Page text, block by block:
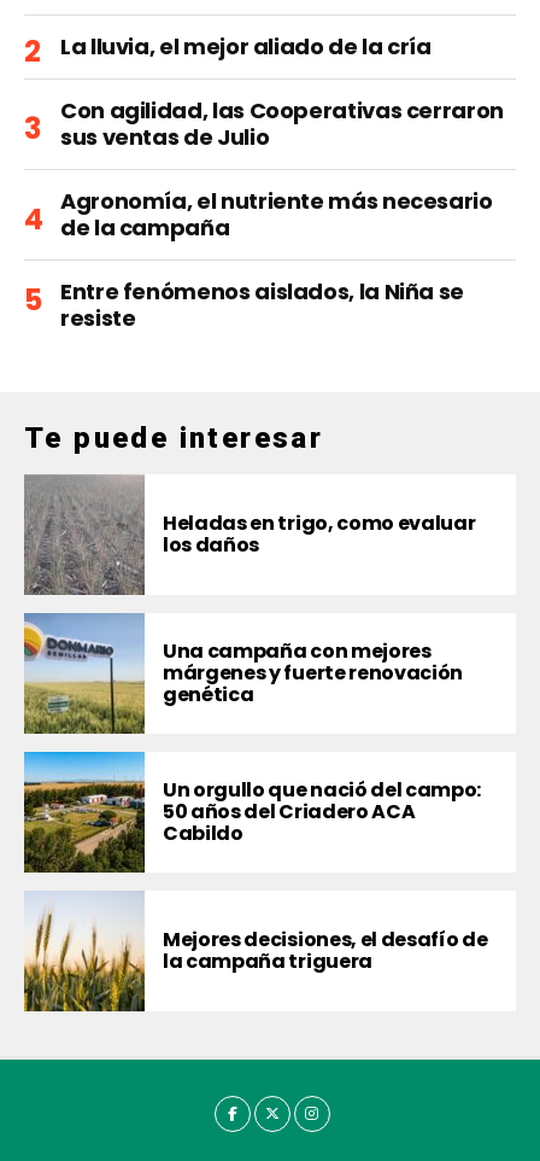
La lluvia, el mejor aliado de la cría
Con agilidad, las Cooperativas cerraron
sus ventas de Julio
Agronomía, el nutriente más necesario
de la campaña
Entre fenómenos aislados, la Niña se
resiste
Te puede interesar
Heladas en trigo, como evaluar
los daños
Una campaña con mejores
márgenes y fuerte renovación
genética
Un orgullo que nació del campo:
50 años del Criadero ACA
Cabildo
Mejores decisiones, el desafío de
la campaña triguera